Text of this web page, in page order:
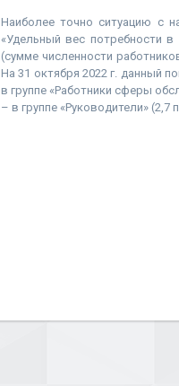
Наиболее точно ситуацию с
«Удельный вес потребности
(сумме численности
На 31 октября 2022 г. данный
в группе «Работники сферы
– в группе «Руководители» (2,7